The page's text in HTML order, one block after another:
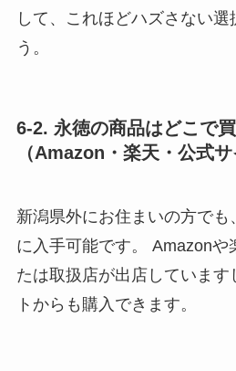
して、これほどハズさない選
う。
6-2. 永徳の商品はどこで
（Amazon・楽天・公式サ
新潟県外にお住まいの方でも
に入手可能です。 Amazonや
たは取扱店が出店しています
トからも購入できます。